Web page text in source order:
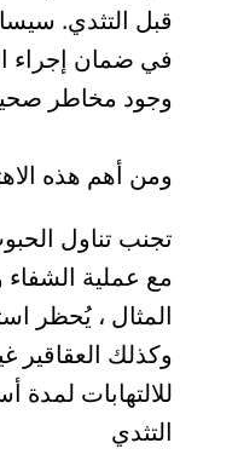
قبل التثدي.
في ضمان إجراء
وجود مخاطر
ومن أهم هذه
تجنب تناول
مع عملية
المثال ، يُحظر
وكذلك العقاقير
للالتهابات
التثدي